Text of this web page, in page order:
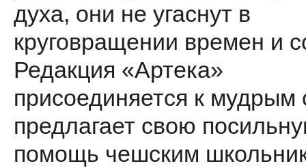
духа, они не угаснут в
круговращении времен и
Редакция «Артека»
присоединяется к мудрым
предлагает свою
помощь чешским